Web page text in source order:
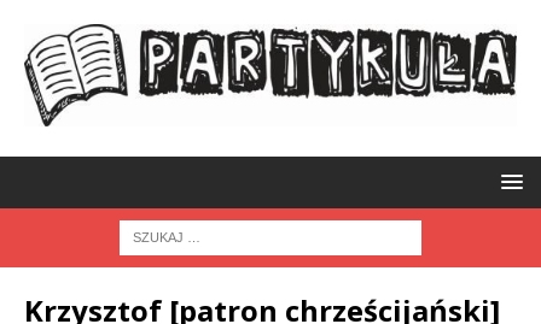
Krzysztof [patron chrześcijański]